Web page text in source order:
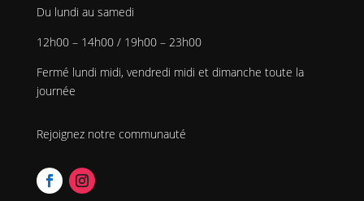
Du lundi au samedi
12h00 – 14h00 / 19h00 – 23h00
Fermé lundi midi, vendredi midi et dimanche toute la
journée
Rejoignez notre communauté